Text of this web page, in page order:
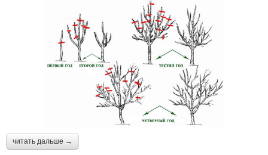
читать дальше →